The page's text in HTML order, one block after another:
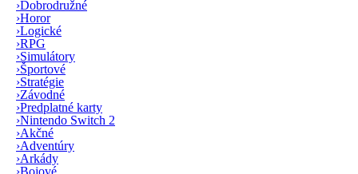
›Dobrodružné
›Horor
›Logické
›RPG
›Simulátory
›Športové
›Stratégie
›Závodné
›Predplatné karty
›Nintendo Switch 2
›Akčné
›Adventúry
›Arkády
›Bojové